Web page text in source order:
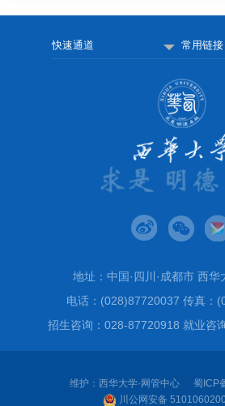
快速通道 常用链接
地址：中国·四川·成都市 西
电话：(028)87720037 传真：
招生咨询：028-87720918 就业咨
维护：西华大学·网管中心
蜀ICP
川公网安备